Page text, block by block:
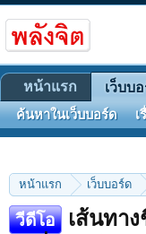
หน้าแรก เว็บบอร์ด
วีดีโอ
เส้นทา
หน้าแรก เว็บบ
ค้นหาในเว็บบอร์ด เ